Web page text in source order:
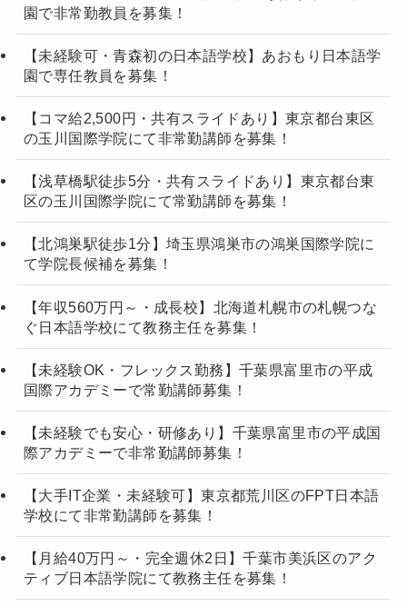
園で非常勤教員を募集！
【未経験可・青森初の日本語学校】あおもり日本語学
園で専任教員を募集！
【コマ給2,500円・共有スライドあり】東京都台東区
の玉川国際学院にて非常勤講師を募集！
【浅草橋駅徒歩5分・共有スライドあり】東京都台東
区の玉川国際学院にて常勤講師を募集！
【北鴻巣駅徒歩1分】埼玉県鴻巣市の鴻巣国際学院に
て学院長候補を募集！
【年収560万円～・成長校】北海道札幌市の札幌つな
ぐ日本語学校にて教務主任を募集！
【未経験OK・フレックス勤務】千葉県富里市の平成
国際アカデミーで常勤講師募集！
【未経験でも安心・研修あり】千葉県富里市の平成国
際アカデミーで非常勤講師募集！
【大手IT企業・未経験可】東京都荒川区のFPT日本語
学校にて非常勤講師を募集！
【月給40万円～・完全週休2日】千葉市美浜区のアク
ティブ日本語学院にて教務主任を募集！